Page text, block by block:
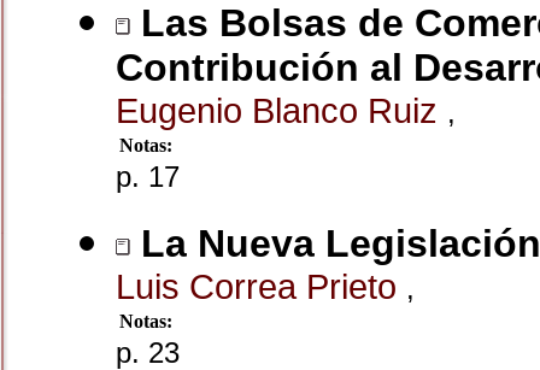
Las Bolsas de
Contribución al
Eugenio Blanco Ruiz ,
Notas:
p. 17
La Nueva
Luis Correa Prieto ,
Notas:
p. 23